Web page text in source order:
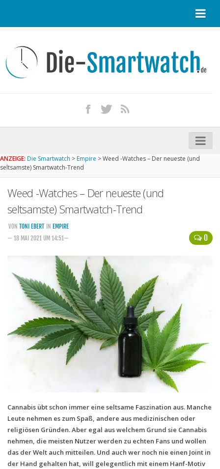
Kontakt / Tipp geben
Impressum
iPhone kaufen
Startseite
Kommende Smartwatches
Handytarife
BASE
Smartphonetarife
Datentarife
o2
Smartphonetarife
Prepaid-Tarife
Datentarife
Mobilfunk-Vergleichsrechner
Mobilfunk-Tarifrechner
Flatrate-Datentarife
ANZEIGE: Die Smartwatch >Empire >Weed -Watches – Der neueste (und
seltsamste) Smartwatch-Trend
Weed -Watches – Der neueste (und
seltsamste) Smartwatch-Trend
0
VON TONI EBERT IN EMPIRE
— 18 MAI 2021 UM 14:51—
Cannabis übt schon immer eine seltsame Faszination aus. Manche
Leute nehmen es zum Spaß, andere aus medizinischen oder
religiösen Gründen. Aber egal aus welchem Grund sie Cannabis
nehmen, die meisten Nutzer werden zu echten Fans und wollen
das der Welt auch mitteilen. Und auch wer noch nie einen Joint in
der Hand gehalten hat, will gelegentlich mit einem Hanf-Motiv